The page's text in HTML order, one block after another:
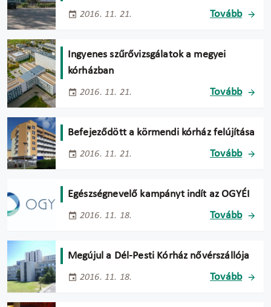
2016. 11. 21. Tovább
Ingyenes szűrővizsgálatok a megyei
kórházban
2016. 11. 21. Tovább
Befejeződött a körmendi kórház felújítása
2016. 11. 21. Tovább
Egészségnevelő kampányt indít az OGYÉI
2016. 11. 18. Tovább
Megújul a Dél-Pesti Kórház nővérszállója
2016. 11. 18. Tovább